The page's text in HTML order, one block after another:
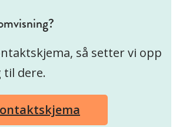
så setter vi opp
til dere.